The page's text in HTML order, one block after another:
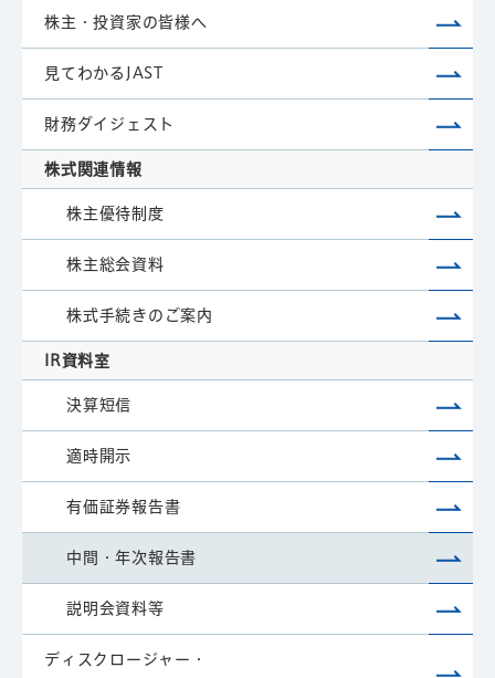
株主・投資家の皆様へ
見てわかるJAST
財務ダイジェスト
株式関連情報
株主優待制度
株主総会資料
株式手続きのご案内
IR資料室
決算短信
適時開示
有価証券報告書
中間・年次報告書
説明会資料等
ディスクロージャー・